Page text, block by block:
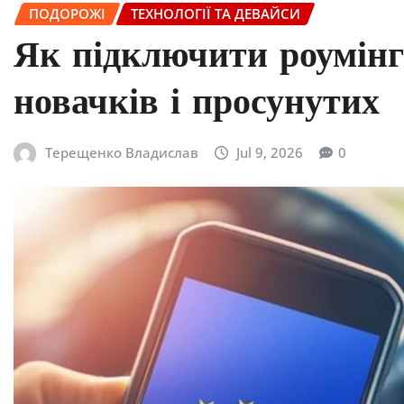
ПОДОРОЖІ ТЕХНОЛОГІЇ ТА ДЕВАЙСИ
Як підключити
новачків і просунутих
Терещенко Владислав Jul 9, 2026 0